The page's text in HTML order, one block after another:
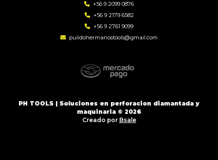
+56 9 2099 0876
+56 9 2179 6582
+56 9 2761 9099
pulidohermanostools@gmail.com
PH TOOLS | Soluciones en perforacion diamantada y
maquinaria © 2026
Creado por Bsale